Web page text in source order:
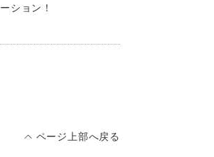
ーション！
ページ上部へ戻る